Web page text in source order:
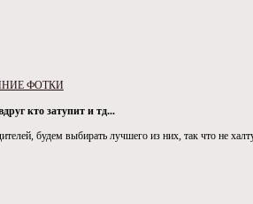
ФОТКИ
кто затупит и тд...
будем выбирать лучшего из них, так что не